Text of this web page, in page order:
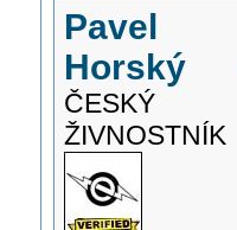
Pavel
Horský
ČESKÝ
ŽIVNOSTNÍK